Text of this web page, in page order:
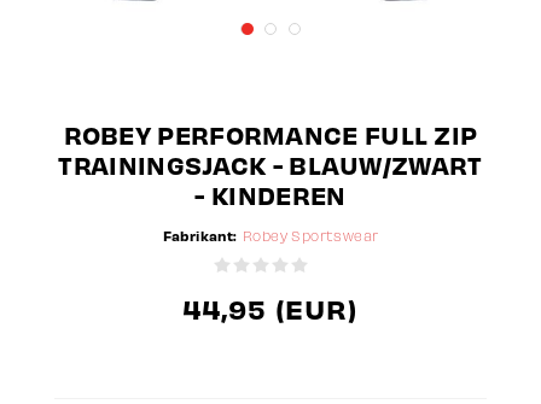
ROBEY PERFORMANCE FULL ZIP
TRAININGSJACK - BLAUW/ZWART
- KINDEREN
Fabrikant: Robey Sportswear
44,95 (EUR)